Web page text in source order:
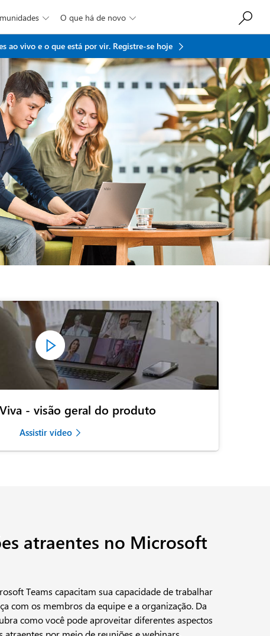
 O que há de novo 
ao vivo e o que está por vir. Registre-se hoje
- visão geral do produto
Assistir vídeo
atraentes no Microsoft
Teams capacitam sua capacidade de trabalhar
com os membros da equipe e a organização. Da
como você pode aproveitar diferentes aspectos